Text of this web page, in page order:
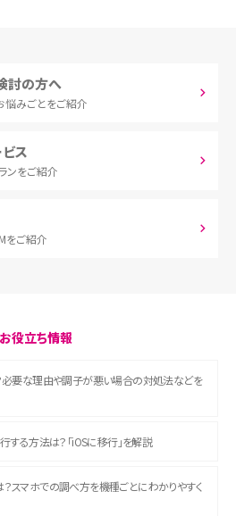
討の方へ
悩みごとをご紹介
ス
ンをご紹介
をご紹介
お役立ち情報
必要な理由や調子が悪い場合の対処法などを
る方法は？「iOSに移行」を解説
スマホでの調べ方を機種ごとにわかりやすく